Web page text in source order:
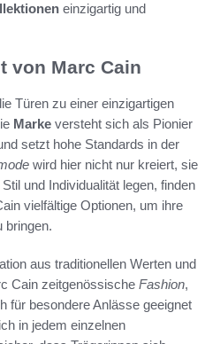
einzigartig und
von Marc Cain
Türen zu einer einzigartigen
Marke versteht sich als Pionier
setzt hohe Standards in der
wird hier nicht nur kreiert, sie
und Individualität legen, finden
vielfältige Optionen, um ihre
bringen.
aus traditionellen Werten und
Cain zeitgenössische Fashion,
für besondere Anlässe geeignet
in jedem einzelnen